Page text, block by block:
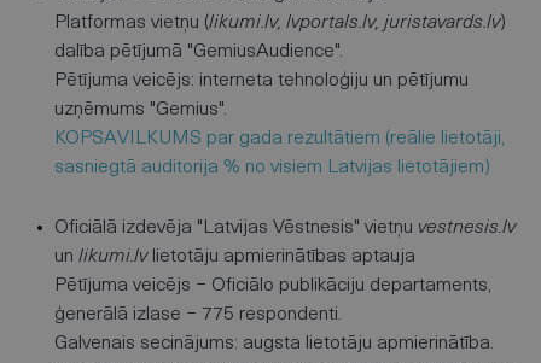
Platformas vietņu (likumi.lv, lvportals.lv, juristavards.lv)
dalība pētījumā "GemiusAudience".
Pētījuma veicējs: interneta tehnoloģiju un pētījumu
uzņēmums "Gemius".
KOPSAVILKUMS par gada rezultātiem (reālie lietotāji,
sasniegtā auditorija % no visiem Latvijas lietotājiem)
Oficiālā izdevēja "Latvijas Vēstnesis" vietņu vestnesis.lv
un likumi.lvlietotāju apmierinātības aptauja
Pētījuma veicējs − Oficiālo publikāciju departaments,
ģenerālā izlase − 775 respondenti.
Galvenais secinājums: augsta lietotāju apmierinātība.